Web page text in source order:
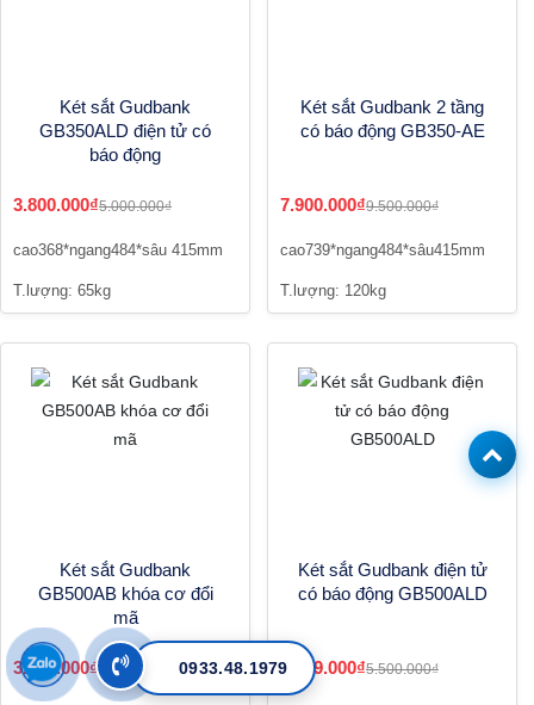
Két sắt Gudbank
GB350ALD điện tử có
báo động
3.800.000₫5.000.000₫
cao368*ngang484*sâu 415mm
T.lượng: 65kg
Két sắt Gudbank 2 tầng
có báo động GB350-AE
7.900.000₫9.500.000₫
cao739*ngang484*sâu415mm
T.lượng: 120kg
Két sắt Gudbank
GB500AB khóa cơ đổi
mã
3.999.000₫5.500.000₫
Két sắt Gudbank điện tử
có báo động GB500ALD
3.999.000₫5.500.000₫
0933.48.1979